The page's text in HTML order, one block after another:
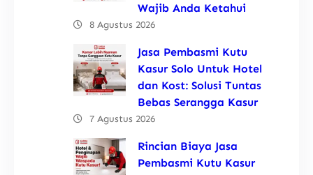
Wajib Anda Ketahui
8 Agustus 2026
Jasa Pembasmi Kutu
Kasur Solo Untuk Hotel
dan Kost: Solusi Tuntas
Bebas Serangga Kasur
7 Agustus 2026
Rincian Biaya Jasa
Pembasmi Kutu Kasur